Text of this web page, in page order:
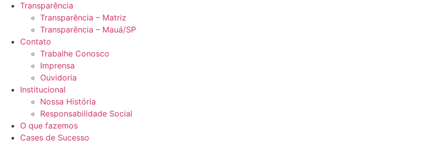
Transparência
Transparência – Matriz
Transparência – Mauá/SP
Contato
Trabalhe Conosco
Imprensa
Ouvidoria
Institucional
Nossa História
Responsabilidade Social
O que fazemos
Cases de Sucesso